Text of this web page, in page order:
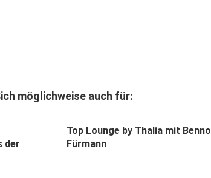
möglichweise auch für:
der
Top Lounge by Thalia mit Benno
Fürmann